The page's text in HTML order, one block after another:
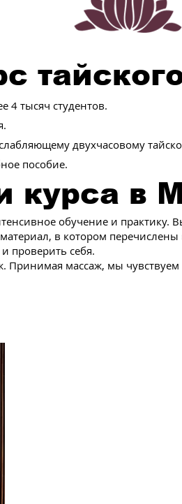
4 тысяч студентов.
двухчасовому
пособие.
курса в
обучение и практику.
в котором
проверить себя.
Принимая массаж, мы